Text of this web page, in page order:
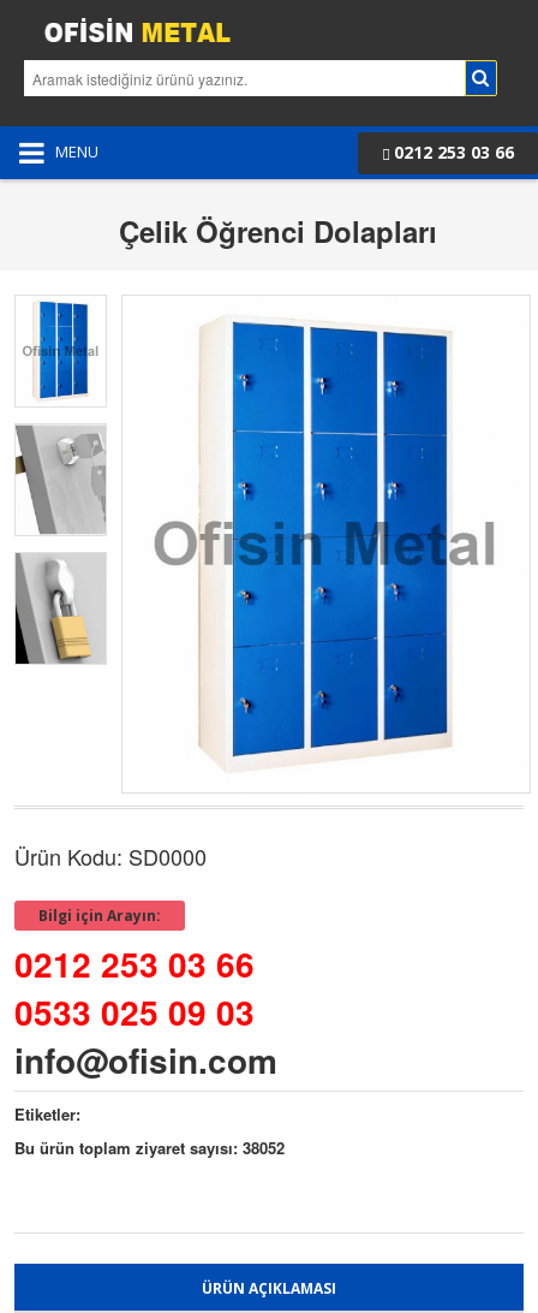
0212 253 03 66
MENU
Çelik Öğrenci Dolapları
Ürün Kodu: SD0000
Bilgi için Arayın:
0212 253 03 66
0533 025 09 03
info@ofisin.com
Etiketler:
Bu ürün toplam ziyaret sayısı: 38052
ÜRÜN AÇIKLAMASI